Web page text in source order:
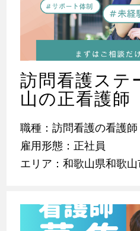
訪問看護ステ
山の正看護師
職種：訪問看護の看護師
雇用形態：正社員
エリア：和歌山県和歌山